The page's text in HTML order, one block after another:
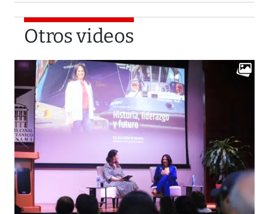
Otros videos